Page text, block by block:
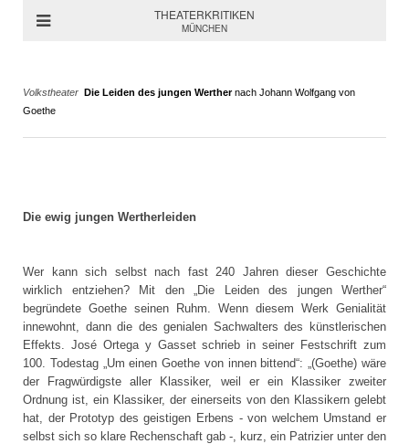
THEATERKRITIKEN
MÜNCHEN
Volkstheater Die Leiden des jungen Werthernach Johann Wolfgang von
Goethe
Die ewig jungen Wertherleiden
Wer kann sich selbst nach fast 240 Jahren dieser Geschichte
wirklich entziehen? Mit den „Die Leiden des jungen Werther“
begründete Goethe seinen Ruhm. Wenn diesem Werk Genialität
innewohnt, dann die des genialen Sachwalters des künstlerischen
Effekts. José Ortega y Gasset schrieb in seiner Festschrift zum
100. Todestag „Um einen Goethe von innen bittend“: „(Goethe) wäre
der Fragwürdigste aller Klassiker, weil er ein Klassiker zweiter
Ordnung ist, ein Klassiker, der einerseits von den Klassikern gelebt
hat, der Prototyp des geistigen Erbens - von welchem Umstand er
selbst sich so klare Rechenschaft gab -, kurz, ein Patrizier unter den